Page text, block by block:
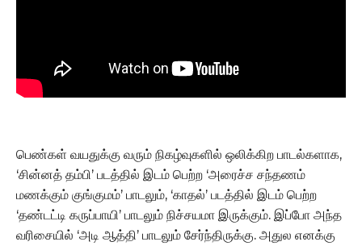
பெண்கள் வயதுக்கு வரும் நிகழ்வுகளில் ஒலிக்கிற பாடல்களாக,
‘சின்னத் தம்பி’ படத்தில் இடம் பெற்ற ‘அரைச்ச சந்தணம்
மணக்கும் குங்குமம்’ பாடலும், ‘காதல்’ படத்தில் இடம் பெற்ற
‘தண்டட்டி கருப்பாயி’ பாடலும் நிச்சயமா இருக்கும். இப்போ அந்த
வரிசையில் ‘அடி ஆத்தி’ பாடலும் சேர்ந்திருக்கு. அதுல எனக்கு